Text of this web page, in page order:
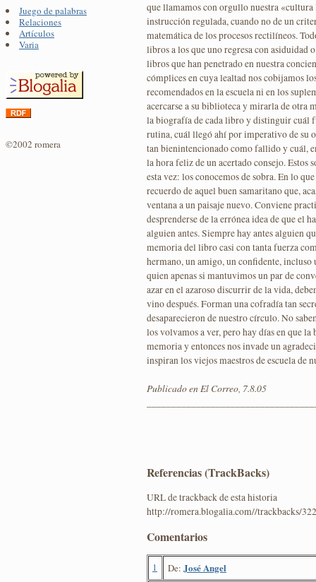
Juego de palabras
Relaciones
Artículos
Varia
©2002 romera
que llamamos con orgullo nuestra
instrucción regulada, cuando no de un
matemática de los procesos rectilíneos.
libros a los que uno regresa con asiduidad
libros que han penetrado en nuestra
cómplices en cuya lealtad nos cobijamos
recomendados en la escuela ni en los
acercarse a su biblioteca y mirarla de otra
la biografía de cada libro y distinguir cuál
rutina, cuál llegó ahí por imperativo de su
tan bienintencionado como fallido y cuál,
la hora feliz de un acertado consejo. Estos
esta vez: los conocemos de sobra. En lo
recuerdo de aquel buen samaritano que,
ventana a un paisaje nuevo. Conviene
desprenderse de la errónea idea de que el
alguien antes. Siempre hay antes alguien
memoria del libro casi con tanta fuerza
hermano, un amigo, un confidente,
quien apenas si mantuvimos un par de
azar en el azaroso discurrir de la vida,
vino después. Forman una cofradía tan
desaparecieron de nuestro círculo. No
los volvamos a ver, pero hay días en que
memoria y entonces nos invade un
inspiran los viejos maestros de escuela de
Publicado en El Correo, 7.8.05
Referencias (TrackBacks)
URL de trackback de esta historia
http://romera.blogalia.com//trackbacks/
Comentarios
1 De: José Angel